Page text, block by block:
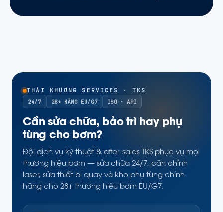
THÁI KHƯƠNG SERVICES · TKS
24/7
28+ HÃNG EU/G7 ISO · API
Cần sửa chữa, bảo trì hay phụ
tùng cho bơm?
Đội dịch vụ kỹ thuật & after-sales TKS phục vụ mọi
thương hiệu bơm — sửa chữa 24/7, căn chỉnh
laser, sửa thiết bị quay và kho phụ tùng chính
hãng cho 28+ thương hiệu bơm EU/G7.